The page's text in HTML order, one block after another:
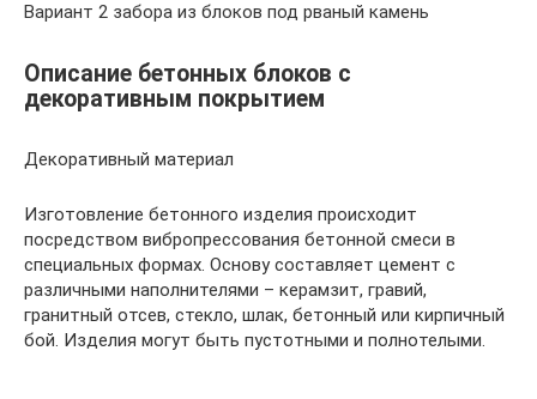
Вариант 2 забора из блоков под рваный камень
Описание бетонных блоков с
декоративным покрытием
Декоративный материал
Изготовление бетонного изделия происходит
посредством вибропрессования бетонной смеси в
специальных формах. Основу составляет цемент с
различными наполнителями – керамзит, гравий,
гранитный отсев, стекло, шлак, бетонный или кирпичный
бой. Изделия могут быть пустотными и полнотелыми.